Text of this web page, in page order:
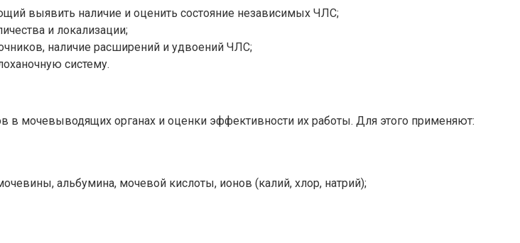
выявить наличие и оценить состояние независимых ЧЛС;
и локализации;
наличие расширений и удвоений ЧЛС;
систему.
в мочевыводящих органах и оценки эффективности их работы. Для этого применяют:
альбумина, мочевой кислоты, ионов (калий, хлор, натрий);